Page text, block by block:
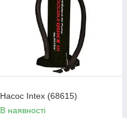
Насос Intex (68615)
В наявності